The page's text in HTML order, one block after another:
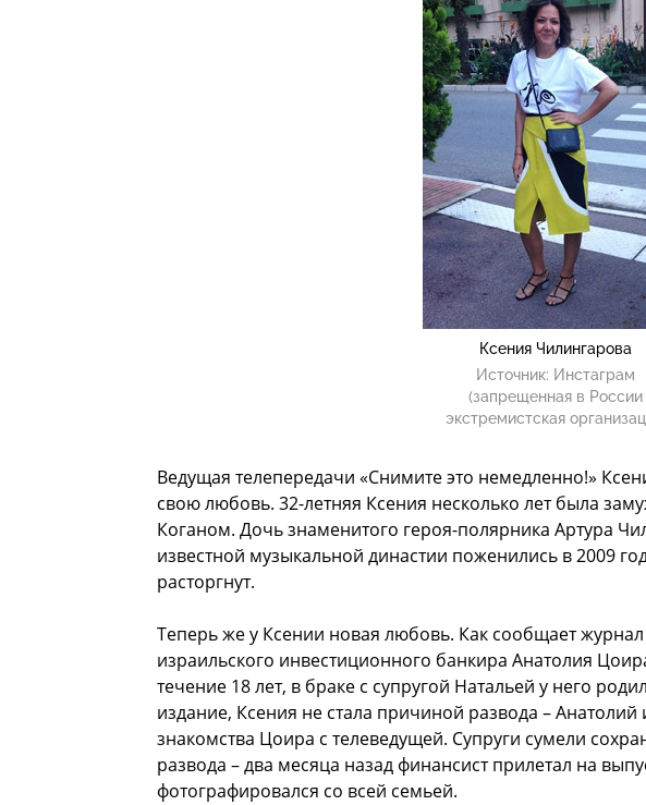
Ксения Чилингарова
Источник: Инстаграм
(запрещенная в России
экстремистская
Ведущая телепередачи «Снимите это немедленно!»
свою любовь. 32-летняя Ксения несколько лет была
Коганом. Дочь знаменитого героя-полярника Артура
известной музыкальной династии поженились в 2009
расторгнут.
Теперь же у Ксении новая любовь. Как сообщает
израильского инвестиционного банкира Анатолия
течение 18 лет, в браке с супругой Натальей у него
издание, Ксения не стала причиной развода – Анатолий
знакомства Цоира с телеведущей. Супруги сумели
развода – два месяца назад финансист прилетал на
фотографировался со всей семьей.